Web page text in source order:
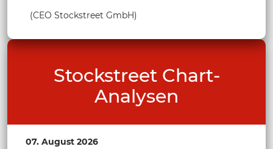
(CEO Stockstreet GmbH)
Stockstreet Chart-
Analysen
07. August 2026